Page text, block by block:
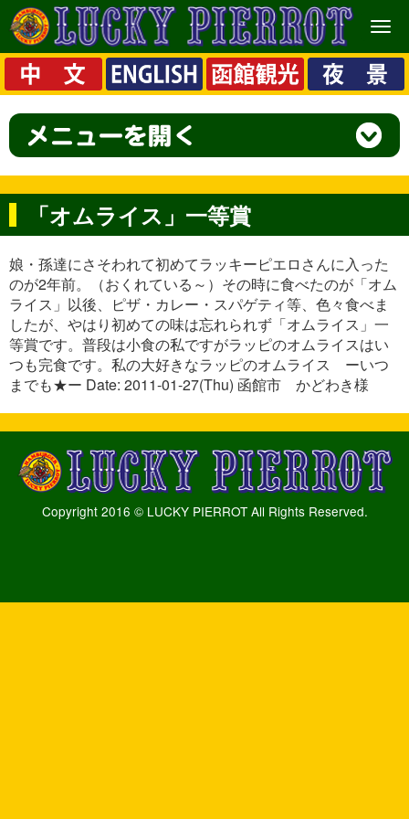
メ
ニ
ュ
ー
「オムライス」一等賞
娘・孫達にさそわれて初めてラッキーピエロさんに入った
のが2年前。（おくれている～）その時に食べたのが「オム
ライス」以後、ピザ・カレー・スパゲティ等、色々食べま
したが、やはり初めての味は忘れられず「オムライス」一
等賞です。普段は小食の私ですがラッピのオムライスはい
つも完食です。私の大好きなラッピのオムライス ーいつ
までも★ー Date: 2011-01-27(Thu) 函館市 かどわき様
Copyright 2016 © LUCKY PIERROT All Rights Reserved.